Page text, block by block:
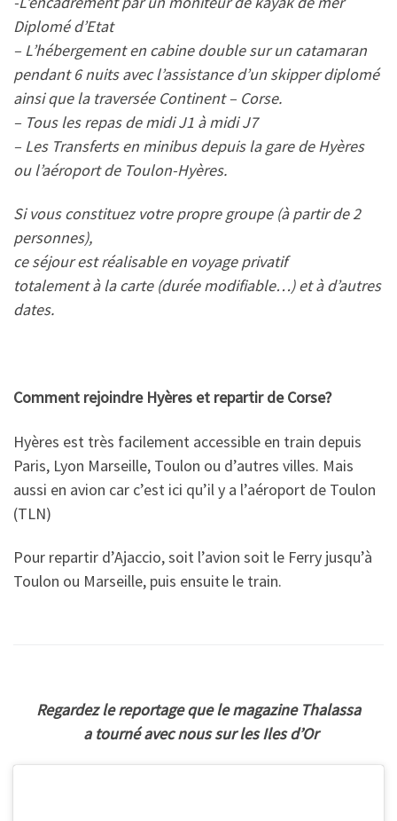
Diplomé d’Etat
– L’hébergement en cabine double sur un catamaran
pendant 6 nuits avec l’assistance d’un skipper diplomé
ainsi que la traversée Continent – Corse.
– Tous les repas de midi J1 à midi J7
– Les Transferts en minibus depuis la gare de Hyères
ou l’aéroport de Toulon-Hyères.
Si vous constituez votre propre groupe (à partir de 2
personnes),
ce séjour est réalisable en voyage privatif
totalement à la carte (durée modifiable…) et à d’autres
dates.
Comment rejoindre Hyères et repartir de Corse?
Hyères est très facilement accessible en train depuis
Paris, Lyon Marseille, Toulon ou d’autres villes. Mais
aussi en avion car c’est ici qu’il y a l’aéroport de Toulon
(TLN)
Pour repartir d’Ajaccio, soit l’avion soit le Ferry jusqu’à
Toulon ou Marseille, puis ensuite le train.
Regardez le reportage que le magazine Thalassa
a tourné avec nous sur les Iles d’Or